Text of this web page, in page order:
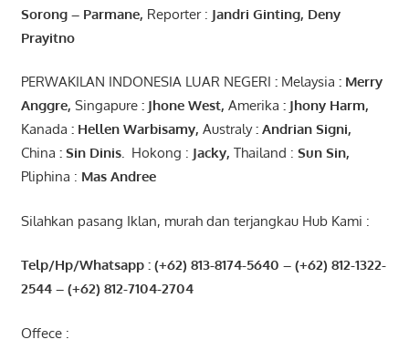
Sorong– Parmane, Reporter : Jandri Ginting, Deny
Prayitno
PERWAKILAN INDONESIA LUAR NEGERI : Melaysia : Merry
Anggre, Singapure: JhoneWest, Amerika : JhonyHarm,
Kanada : Hellen Warbisamy, Australy: Andrian Signi,
China : Sin Dinis. Hokong : Jacky, Thailand : Sun Sin,
Pliphina : Mas Andree
Silahkan pasang Iklan, murah dan terjangkau Hub Kami :
Telp/Hp/Whatsapp : (+62) 813-8174-5640 – (+62) 812-1322-
2544– (+62) 812-7104-2704
Offece :